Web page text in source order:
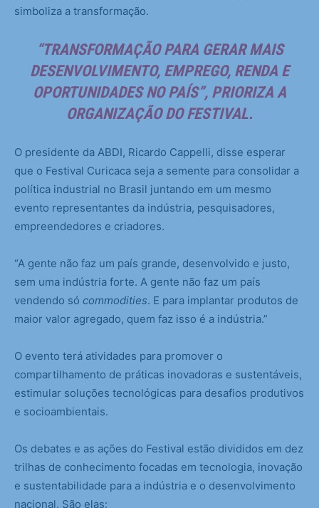
simboliza a transformação.
“TRANSFORMAÇÃO PARA GERAR MAIS
DESENVOLVIMENTO, EMPREGO, RENDA E
OPORTUNIDADES NO PAÍS”, PRIORIZA A
ORGANIZAÇÃO DO FESTIVAL.
O presidente da ABDI, Ricardo Cappelli, disse esperar
que o Festival Curicaca seja a semente para consolidar a
política industrial no Brasil juntando em um mesmo
evento representantes da indústria, pesquisadores,
empreendedores e criadores.
“A gente não faz um país grande, desenvolvido e justo,
sem uma indústria forte. A gente não faz um país
vendendo só commodities. E para implantar produtos de
maior valor agregado, quem faz isso é a indústria.”
O evento terá atividades para promover o
compartilhamento de práticas inovadoras e sustentáveis,
estimular soluções tecnológicas para desafios produtivos
e socioambientais.
Os debates e as ações do Festival estão divididos em dez
trilhas de conhecimento focadas em tecnologia, inovação
e sustentabilidade para a indústria e o desenvolvimento
nacional. São elas: